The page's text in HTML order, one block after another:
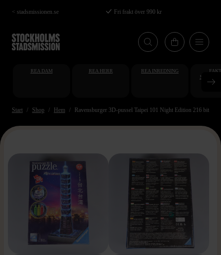
Hoppa
till
huvudinnehåll
< stadsmissionen.se Fri frakt över 990 kr
REA DAM REA HERR REA INREDNING
Start Shop Hem Ravensburger 3D-pussel Taipei 101 Night Edition 216 bitar